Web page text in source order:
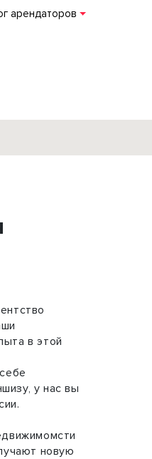
арендаторов
в этой
у нас вы
новую